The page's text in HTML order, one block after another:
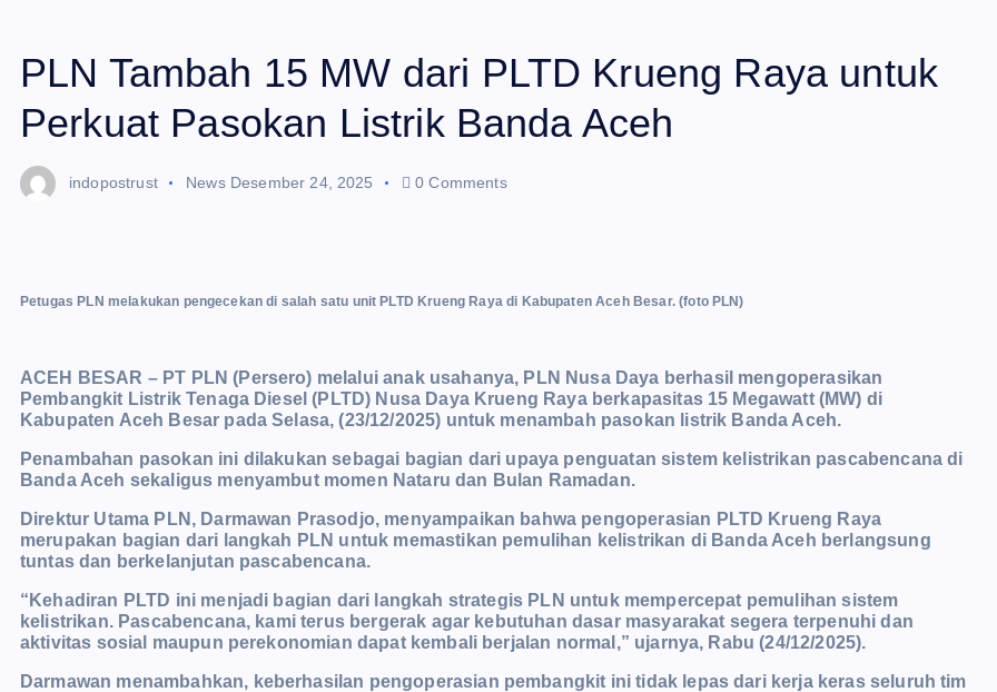
PLN Tambah 15 MW dari PLTD Krueng Raya untuk
Perkuat Pasokan Listrik Banda Aceh
indopostrust News Desember 24, 2025 0 Comments
Petugas PLN melakukan pengecekan di salah satu unit PLTD Krueng Raya di Kabupaten Aceh Besar. (foto PLN)
ACEH BESAR – PT PLN (Persero) melalui anak usahanya, PLN Nusa Daya berhasil mengoperasikan
Pembangkit Listrik Tenaga Diesel (PLTD) Nusa Daya Krueng Raya berkapasitas 15 Megawatt (MW) di
Kabupaten Aceh Besar pada Selasa, (23/12/2025) untuk menambah pasokan listrik Banda Aceh.
Penambahan pasokan ini dilakukan sebagai bagian dari upaya penguatan sistem kelistrikan pascabencana di
Banda Aceh sekaligus menyambut momen Nataru dan Bulan Ramadan.
Direktur Utama PLN, Darmawan Prasodjo, menyampaikan bahwa pengoperasian PLTD Krueng Raya
merupakan bagian dari langkah PLN untuk memastikan pemulihan kelistrikan di Banda Aceh berlangsung
tuntas dan berkelanjutan pascabencana.
“Kehadiran PLTD ini menjadi bagian dari langkah strategis PLN untuk mempercepat pemulihan sistem
kelistrikan. Pascabencana, kami terus bergerak agar kebutuhan dasar masyarakat segera terpenuhi dan
aktivitas sosial maupun perekonomian dapat kembali berjalan normal,” ujarnya, Rabu (24/12/2025).
Darmawan menambahkan, keberhasilan pengoperasian pembangkit ini tidak lepas dari kerja keras seluruh tim